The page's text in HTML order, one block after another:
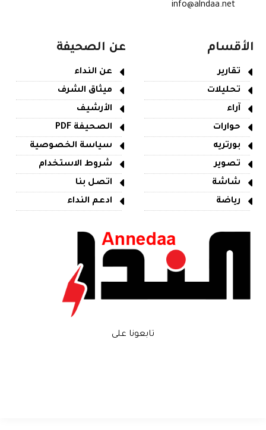
info@alndaa.net
الأقسام
تقارير
تحليلات
آراء
حوارات
بورتريه
تصوير
شاشة
رياضة
عن الصحيفة
عن النداء
ميثاق الشرف
الأرشيف
الصحيفة PDF
سياسة الخصوصية
شروط الاستخدام
اتصل بنا
ادعم النداء
تابعونا على